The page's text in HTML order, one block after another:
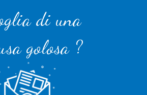
di una
golosa ?